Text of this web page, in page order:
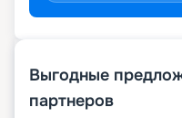
Выгодные
партнеров